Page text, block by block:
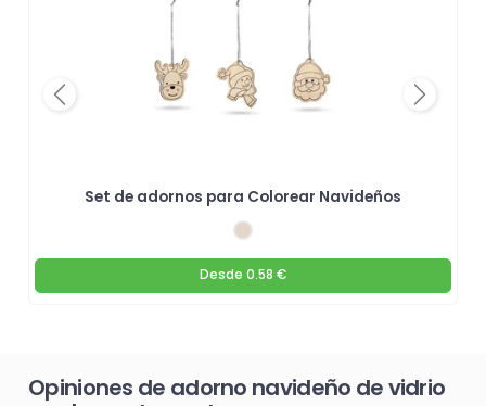
Set de adornos para Colorear Navideños
Desde 0.58 €
Previous Next
Opiniones de adorno navideño de vidrio